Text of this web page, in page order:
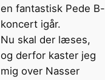
en fantastisk Pede B-
koncert igår.
Nu skal der læses,
og derfor kaster jeg
mig over Nasser